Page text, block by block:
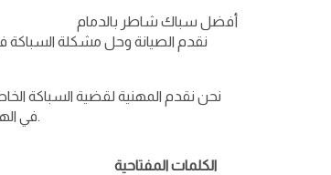
أفضل سباك شاطر بالدمام
نقدم الصيانة وحل مشكلة السباكة
نحن نقدم المهنية لقضية السباكة
في الهند. السباكين على الإنترنت دليلكم هو خيارك الوحيد لاحتياجات السباكة المكتبية / التجزئة.
الكلمات المفتاحية